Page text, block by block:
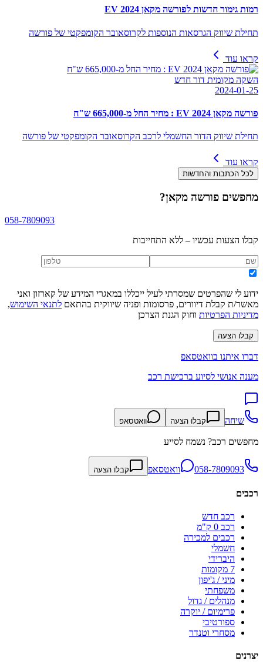
רמות גימור חדשות לפורשה מקאן EV 2024
תחילת שיווק הגרסאות הנוספות לקרוסאובר הקומפקטי של פורשה
קראו עוד
השקה מקומית דור חדש
2024-01-25
פורשה מקאן EV 2024 : מחיר החל מ-665,000 ש"ח
תחילת שיווק הדור החשמלי לרכב הקרוסאובר הקומפקטי של פורשה
קראו עוד
לכל הכתבות והחדשות
מחפשים פורשה מקאן?
058-7809093
קבלו הצעות עכשיו – ללא התחייבות
ידוע לי שהפרטים שמסרתי לעיל ייכללו במאגרי המידע של קארזון ואני
מאשר/ת קבלת דיוורים, פרסומות ופניה שיווקית בהתאם לתנאי השימוש,
מדיניות הפרטיות וחוק הגנת הצרכן
קבלו הצעה
דברו איתנו בוואטסאפ
מענה אנושי לסיוע ברכישת רכב
שיחה קבלו הצעה וואטסאפ
מחפשים רכב? נשמח לסייע
058-7809093 וואטסאפ קבלו הצעה
רכבים
רכב חדש
רכב 0 ק"מ
רכבים למכירה
חשמלי
היברידי
7 מקומות
מיני / ג'יפון
משפחתי
מנהלים / גדול
פרימיום / יוקרה
ספורטיבי
מסחרי וטנדר
יצרנים